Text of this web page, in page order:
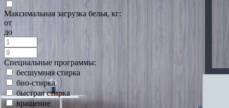
Максимальная загрузка белья, кг:
от
до
Специальные программы:
бесшумная стирка
био-стирка
быстрая стирка
вращение